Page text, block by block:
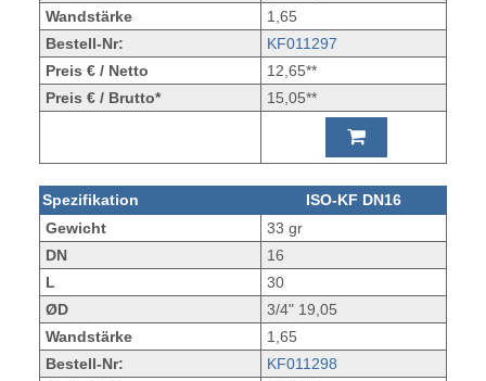
Wandstärke
1,65
Bestell-Nr:
KF011297
Preis € / Netto
12,65**
Preis € / Brutto*
15,05**
Spezifikation
ISO-KF DN16
Gewicht
33 gr
DN
16
L
30
ØD
3/4" 19,05
Wandstärke
1,65
Bestell-Nr:
KF011298